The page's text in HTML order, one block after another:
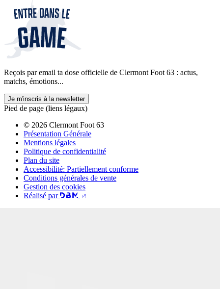
Reçois par email ta dose officielle de Clermont Foot 63 : actus,
matchs, émotions...
Je m'inscris à la newsletter
Pied de page (liens légaux)
© 2026 Clermont Foot 63
Présentation Générale
Mentions légales
Politique de confidentialité
Plan du site
Accessibilité: Partiellement conforme
Conditions générales de vente
Gestion des cookies
Réalisé par